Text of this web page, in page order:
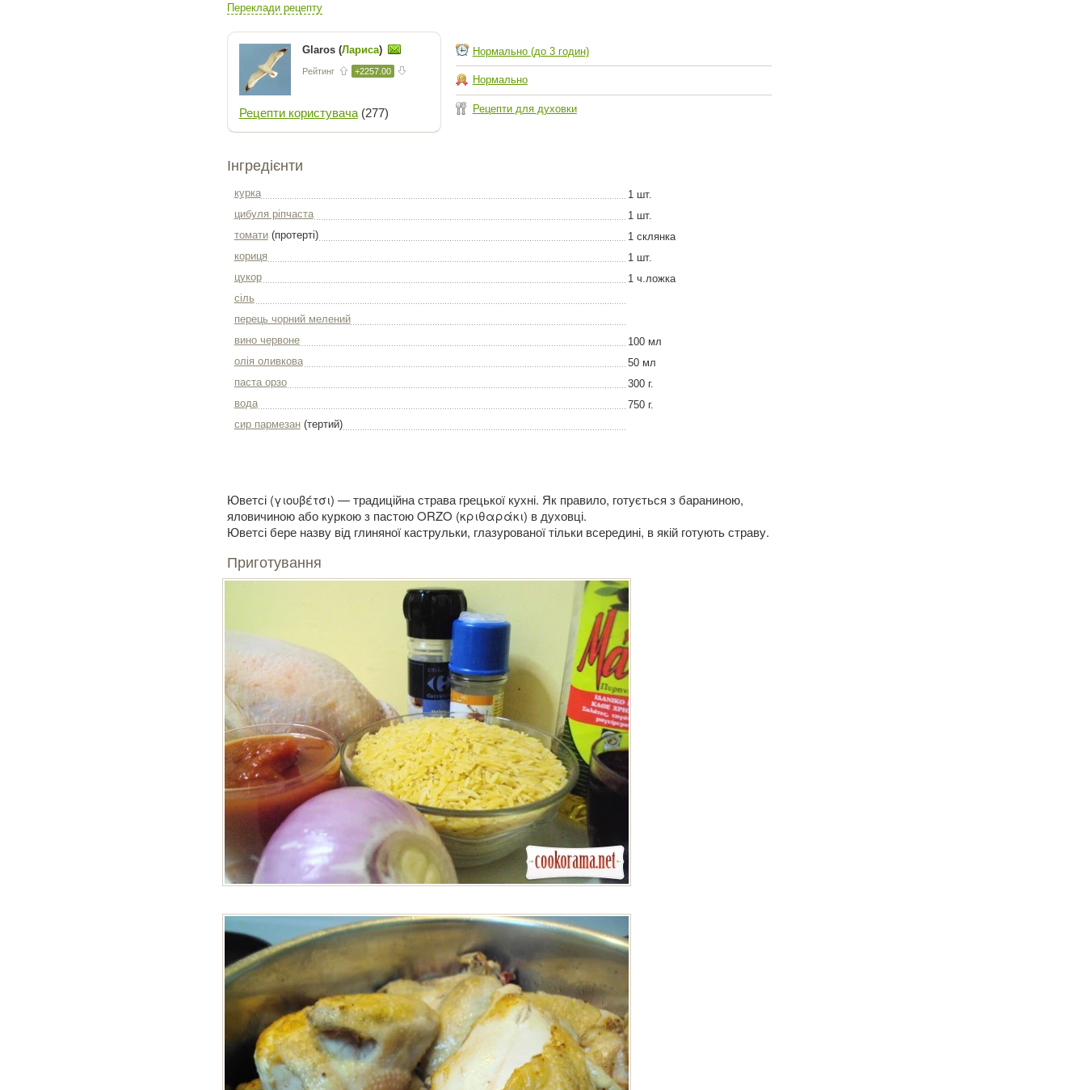
Переклади рецепту
Glaros (Лариса)
Рейтинг +2257.00
Рецепти користувача(277)
Нормально (до 3 годин)
Нормально
Рецепти для духовки
Інгредієнти
курка
1 шт.
цибуля ріпчаста
1 шт.
томати(протерті)
1 склянка
кориця
1 шт.
цукор
1 ч.ложка
сіль
перець чорний мелений
вино червоне
100 мл
олія оливкова
50 мл
паста орзо
300 г.
вода
750 г.
сир пармезан(тертий)
Юветсі (γιουβέτσι) — традиційна страва грецької кухні. Як правило, готується з бараниною,
яловичиною або куркою з пастою ORZO (κριθαράκι) в духовці.
Юветсі бере назву від глиняної каструльки, глазурованої тільки всередині, в якій готують страву.
Приготування